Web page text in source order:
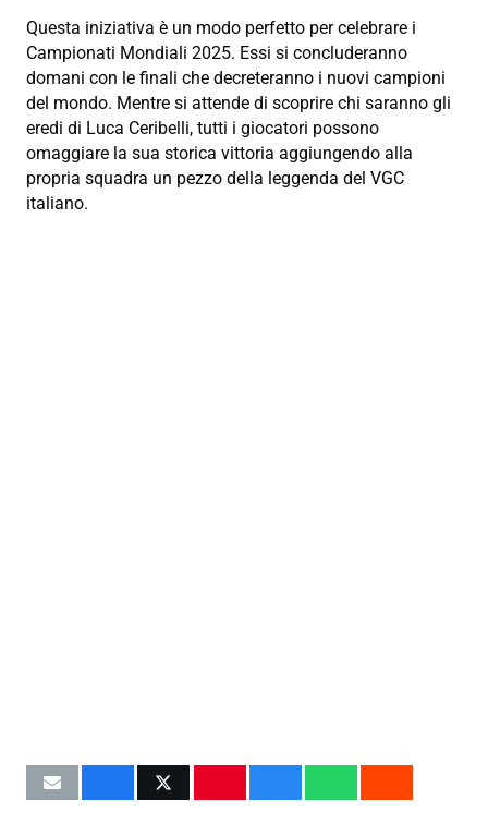
Questa iniziativa è un modo perfetto per celebrare i
Campionati Mondiali 2025. Essi si concluderanno
domani con le finali che decreteranno i nuovi campioni
del mondo. Mentre si attende di scoprire chi saranno gli
eredi di Luca Ceribelli, tutti i giocatori possono
omaggiare la sua storica vittoria aggiungendo alla
propria squadra un pezzo della leggenda del VGC
italiano.